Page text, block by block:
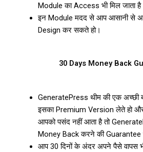
Module का Access भी मिल जाता
इन Module मदद से आप आसानी से
Design कर सकते हो।
30 Days Money Back
GeneratePress थीम की एक अच्छी
इसका Premium Version लेते हो
आपको पसंद नहीं आता है तो
Money Back करने की Guarantee
आप 30 दिनों के अंदर अपने पैसे वापस